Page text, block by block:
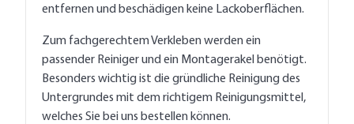
entfernen und beschädigen keine Lackoberflächen.
Zum fachgerechtem Verkleben werden ein
passender Reiniger und ein Montagerakel benötigt.
Besonders wichtig ist die gründliche Reinigung des
Untergrundes mit dem richtigem Reinigungsmittel,
welches Sie bei uns bestellen können.